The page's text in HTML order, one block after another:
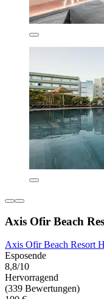
Axis Ofir Beach
Axis Ofir Beach Resort
Esposende
8,8/10
Hervorragend
(339 Bewertungen)